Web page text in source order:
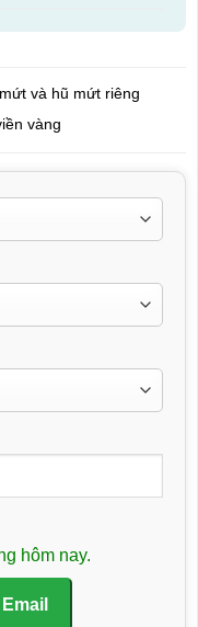
và hũ mứt riêng
vàng
hôm nay.